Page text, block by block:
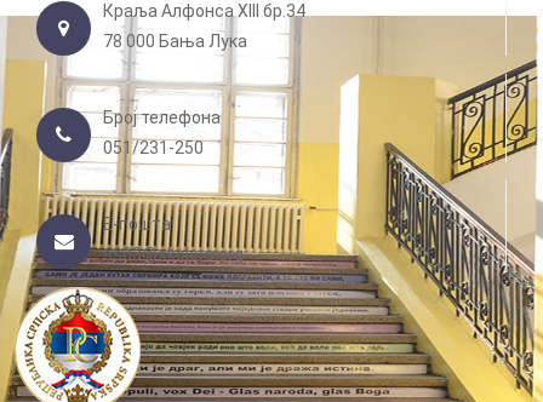
Краља Алфонса XIII бр.34
78 000 Бања Лука
Број телефона
051/231-250
Е-пошта
ss03@skolers.org